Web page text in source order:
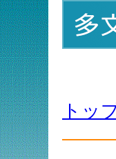
トッ